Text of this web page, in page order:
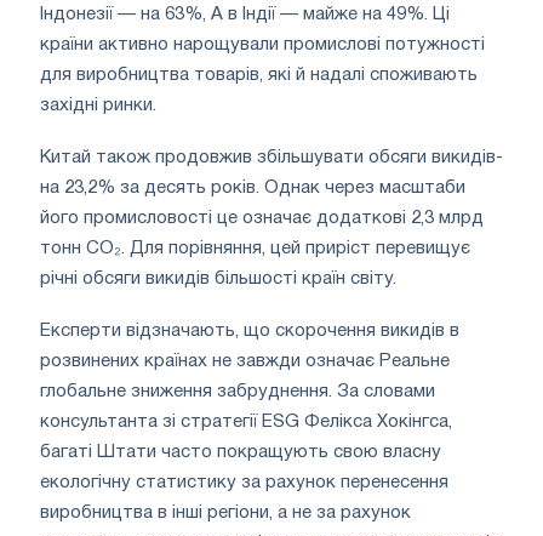
Індонезії — на 63%, А в Індії — майже на 49%. Ці
країни активно нарощували промислові потужності
для виробництва товарів, які й надалі споживають
західні ринки.
Китай також продовжив збільшувати обсяги викидів-
на 23,2% за десять років. Однак через масштаби
його промисловості це означає додаткові 2,3 млрд
тонн CO₂. Для порівняння, цей приріст перевищує
річні обсяги викидів більшості країн світу.
Експерти відзначають, що скорочення викидів в
розвинених країнах не завжди означає Реальне
глобальне зниження забруднення. За словами
консультанта зі стратегії ESG Фелікса Хокінгса,
багаті Штати часто покращують свою власну
екологічну статистику за рахунок перенесення
виробництва в інші регіони, а не за рахунок